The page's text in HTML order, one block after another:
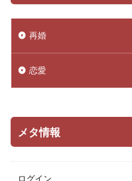
再婚
恋愛
メタ情報
ログイン